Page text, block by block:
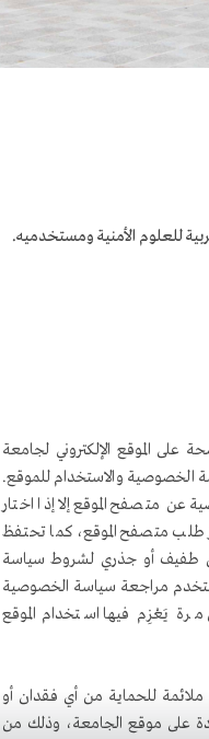
للعلوم الأمنية ومستخدميه.
على الموقع الإلكتروني لجامعة
الخصوصية والاستخدام للموقع.
متصفح الموقع إلا إذا اختار
طلب متصفح الموقع، كما تحتفظ
طفيف أو جذري لشروط سياسة
مراجعة سياسة الخصوصية
مرة يَعْزِم فيها استخدام الموقع
ملائمة للحماية من أي فقدان أو
على موقع الجامعة، وذلك من